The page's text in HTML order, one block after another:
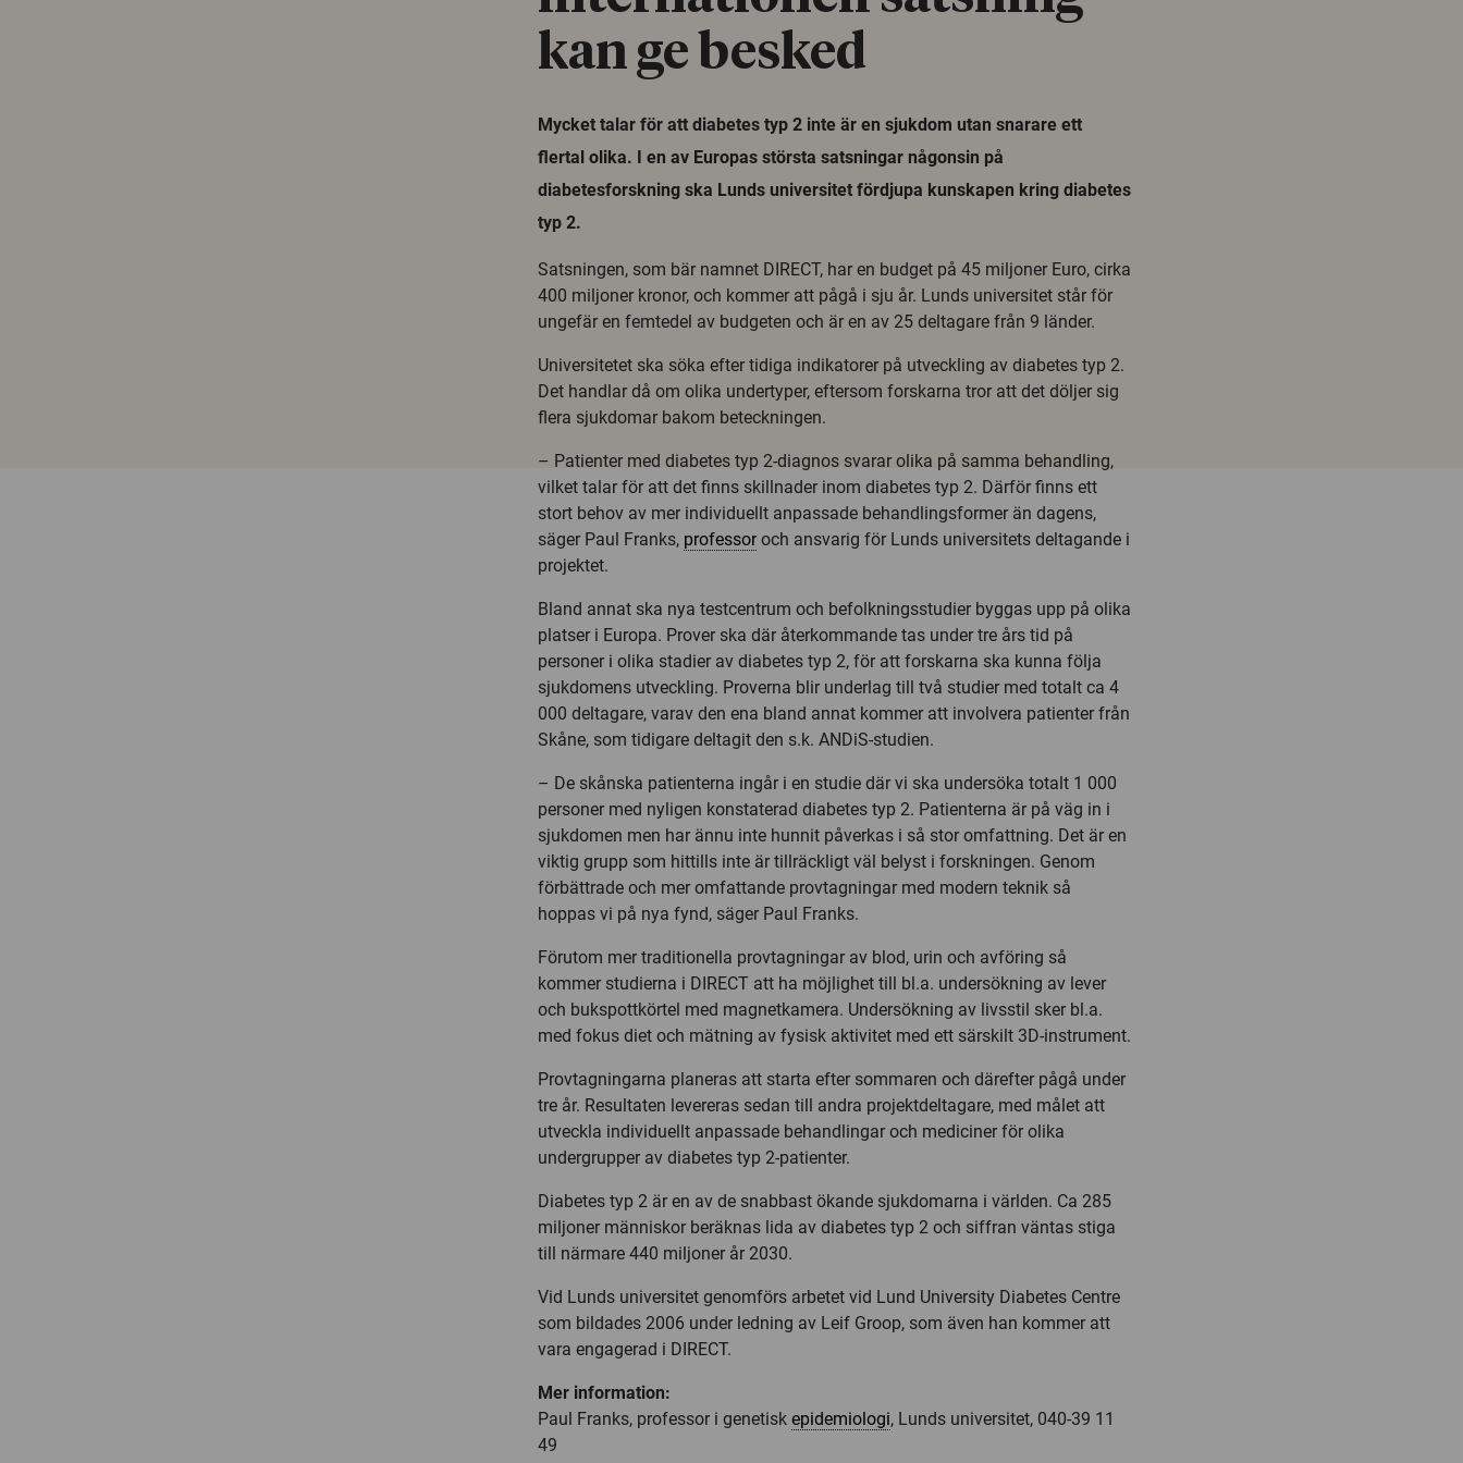
kan ge besked
Mycket talar för att diabetes typ 2 inte är en sjukdom utan snarare ett
flertal olika. I en av Europas största satsningar någonsin på
diabetesforskning ska Lunds universitet fördjupa kunskapen kring diabetes
typ 2.
Satsningen, som bär namnet DIRECT, har en budget på 45 miljoner Euro, cirka
400 miljoner kronor, och kommer att pågå i sju år. Lunds universitet står för
ungefär en femtedel av budgeten och är en av 25 deltagare från 9 länder.
Universitetet ska söka efter tidiga indikatorer på utveckling av diabetes typ 2.
Det handlar då om olika undertyper, eftersom forskarna tror att det döljer sig
flera sjukdomar bakom beteckningen.
– Patienter med diabetes typ 2-diagnos svarar olika på samma behandling,
vilket talar för att det finns skillnader inom diabetes typ 2. Därför finns ett
stort behov av mer individuellt anpassade behandlingsformer än dagens,
säger Paul Franks, professoroch ansvarig för Lunds universitets deltagande i
projektet.
Bland annat ska nya testcentrum och befolkningsstudier byggas upp på olika
platser i Europa. Prover ska där återkommande tas under tre års tid på
personer i olika stadier av diabetes typ 2, för att forskarna ska kunna följa
sjukdomens utveckling. Proverna blir underlag till två studier med totalt ca 4
000 deltagare, varav den ena bland annat kommer att involvera patienter från
Skåne, som tidigare deltagit den s.k. ANDiS-studien.
– De skånska patienterna ingår i en studie där vi ska undersöka totalt 1 000
personer med nyligen konstaterad diabetes typ 2. Patienterna är på väg in i
sjukdomen men har ännu inte hunnit påverkas i så stor omfattning. Det är en
viktig grupp som hittills inte är tillräckligt väl belyst i forskningen. Genom
förbättrade och mer omfattande provtagningar med modern teknik så
hoppas vi på nya fynd, säger Paul Franks.
Förutom mer traditionella provtagningar av blod, urin och avföring så
kommer studierna i DIRECT att ha möjlighet till bl.a. undersökning av lever
och bukspottkörtel med magnetkamera. Undersökning av livsstil sker bl.a.
med fokus diet och mätning av fysisk aktivitet med ett särskilt 3D-instrument.
Provtagningarna planeras att starta efter sommaren och därefter pågå under
tre år. Resultaten levereras sedan till andra projektdeltagare, med målet att
utveckla individuellt anpassade behandlingar och mediciner för olika
undergrupper av diabetes typ 2-patienter.
Diabetes typ 2 är en av de snabbast ökande sjukdomarna i världen. Ca 285
miljoner människor beräknas lida av diabetes typ 2 och siffran väntas stiga
till närmare 440 miljoner år 2030.
Vid Lunds universitet genomförs arbetet vid Lund University Diabetes Centre
som bildades 2006 under ledning av Leif Groop, som även han kommer att
vara engagerad i DIRECT.
Mer information:
Paul Franks, professor i genetisk epidemiologi, Lunds universitet, 040-39 11
49